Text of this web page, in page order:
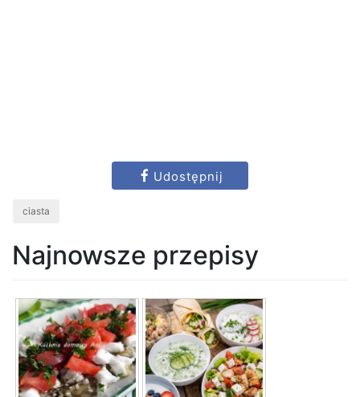
Udostępnij
ciasta
Najnowsze przepisy